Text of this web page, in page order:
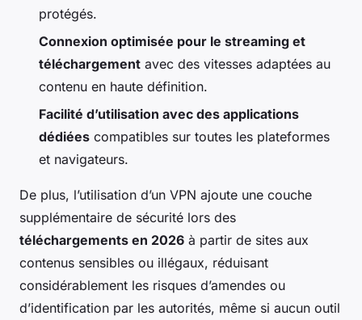
protégés.
Connexion optimisée pour le streaming et
téléchargement avec des vitesses adaptées au
contenu en haute définition.
Facilité d’utilisation avec des applications
dédiées compatibles sur toutes les plateformes
et navigateurs.
De plus, l’utilisation d’un VPN ajoute une couche
supplémentaire de sécurité lors des
téléchargements en 2026 à partir de sites aux
contenus sensibles ou illégaux, réduisant
considérablement les risques d’amendes ou
d’identification par les autorités, même si aucun outil